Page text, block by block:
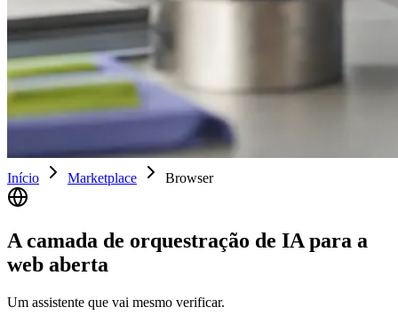
Início Marketplace Browser
A camada de orquestração de IA para a
web aberta
Um assistente que vai mesmo verificar.